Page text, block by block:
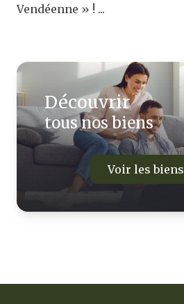
découvrir
tous nos biens
Voir les biens
Vendéenne » ! ...